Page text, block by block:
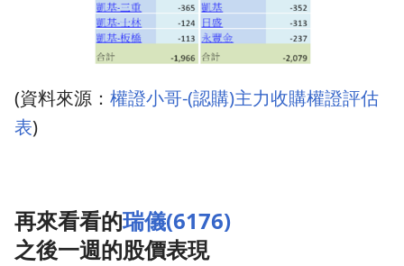
(資料來源： 權證小哥-(認購)主力收購權證評估
表)
再來看看的瑞儀(6176)
之後一週的股價表現